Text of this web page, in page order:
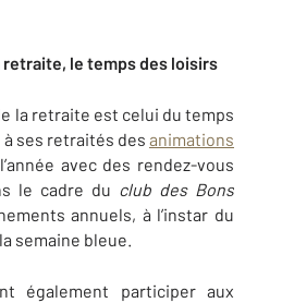
retraite, le temps des loisirs
la retraite est celui du temps
ses retraités des animations
avec des rendez-vous
le cadre du club des Bons
annuels, à l’instar du
semaine bleue.
également participer aux